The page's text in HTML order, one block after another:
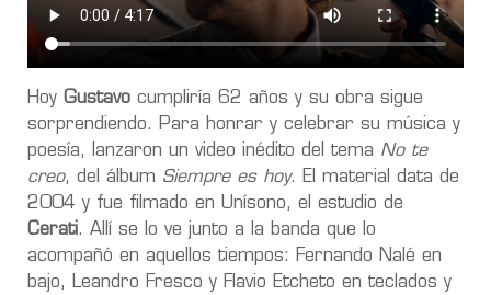
Hoy Gustavo cumpliría 62 años y su obra sigue
sorprendiendo. Para honrar y celebrar su música y
poesía, lanzaron un video inédito del tema No te
creo, del álbum Siempre es hoy. El material data de
2004 y fue filmado en Unísono, el estudio de
Cerati. Allí se lo ve junto a la banda que lo
acompañó en aquellos tiempos: Fernando Nalé en
bajo, Leandro Fresco y Flavio Etcheto en teclados y